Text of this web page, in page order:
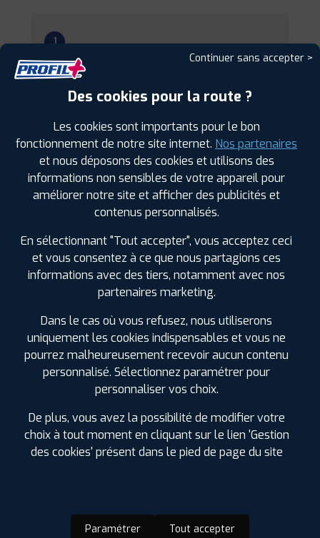
1
PROFIL PLUS
BEAUJOLAIS
EN BEAUJOLAIS
0474664109
+D'INFOS
2
PROFIL PLUSCHATILLON SUR
CHALARONNE
23 RUE PIERRE ET MARIE CURIE
01400
CHATILLON / CHALARONNE
3
PROFIL PLUSTOURNUS
0385511414
HORAIRES | +D'INFOS
PROFIL PLUSBALANOD
ROUTE DE SAINT AMOUR PRE VAUBIN 39160
LES GARAGES PROFIL PLUS
DANS LES VILLES À PROXIMITÉ
Bourg-en-Bresse (01)
Continuer sans accepter >
Des cookies pour la route ?
Les cookies sont importants pour le bon
fonctionnement de notre site internet. Nos partenaires
et nous déposons des cookies et utilisons des
informations non sensibles de votre appareil pour
améliorer notre site et afficher des publicités et
contenus personnalisés.
En sélectionnant "Tout accepter", vous acceptez ceci
et vous consentez à ce que nous partagions ces
informations avec des tiers, notamment avec nos
partenaires marketing.
Dans le cas où vous refusez, nous utiliserons
uniquement les cookies indispensables et vous ne
pourrez malheureusement recevoir aucun contenu
personnalisé. Sélectionnez paramétrer pour
personnaliser vos choix.
De plus, vous avez la possibilité de modifier votre
choix à tout moment en cliquant sur le lien 'Gestion
des cookies' présent dans le pied de page du site
Paramétrer Tout accepter